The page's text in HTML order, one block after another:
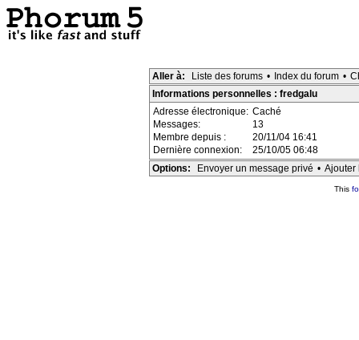
Aller à: Liste des forums • Index du forum •
Informations personnelles : fredgalu
Adresse électronique: Caché
Messages:
13
Membre depuis :
20/11/04 16:41
Dernière connexion:
25/10/05 06:48
Options:
Envoyer un message privé • Ajouter
This